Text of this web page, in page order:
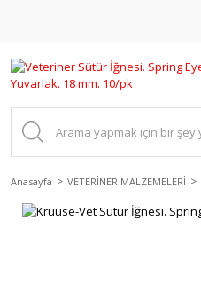
Anasayfa VETERİNER MALZEMELERİ